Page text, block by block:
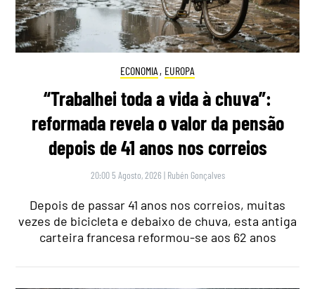
ECONOMIA , EUROPA
“Trabalhei toda a vida à chuva”:
reformada revela o valor da pensão
depois de 41 anos nos correios
20:00 5 Agosto, 2026 | Rubén Gonçalves
Depois de passar 41 anos nos correios, muitas
vezes de bicicleta e debaixo de chuva, esta antiga
carteira francesa reformou-se aos 62 anos